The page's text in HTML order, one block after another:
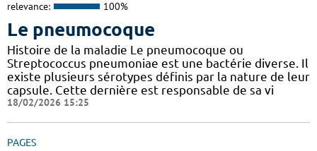
relevance: 100%
Le pneumocoque
Histoire de la maladie Le pneumocoque ou
Streptococcus pneumoniae est une bactérie diverse. Il
existe plusieurs sérotypes définis par la nature de leur
capsule. Cette dernière est responsable de sa vi
18/02/2026 15:25
PAGES